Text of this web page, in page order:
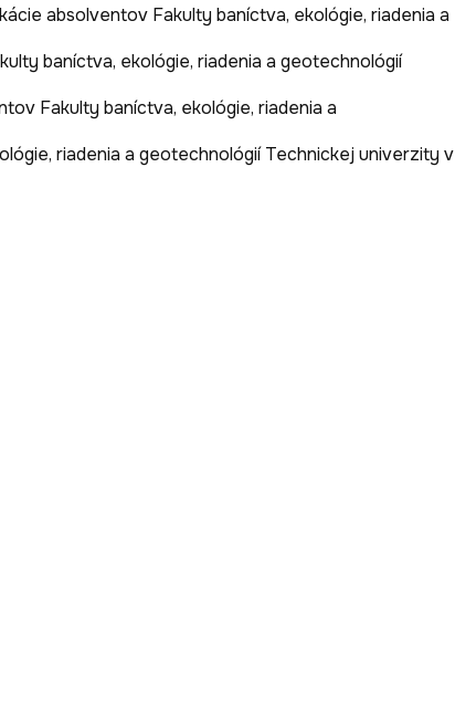
absolventov Fakulty baníctva, ekológie, riadenia a
baníctva, ekológie, riadenia a geotechnológií
Fakulty baníctva, ekológie, riadenia a
riadenia a geotechnológií Technickej univerzity v